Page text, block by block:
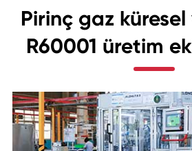
Pirinç gaz
R60001 üretim